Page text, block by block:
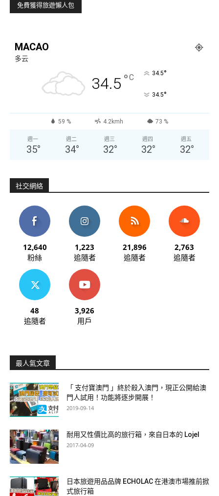
MACAO
多云
34.5 °C 34.5°
34.5°
59 % 4.2kmh 73 %
週一
35°
週二
34°
週三
32°
週四
32°
週五
32°
社交網絡
12,640
粉絲
1,223
追隨者
21,896
追隨者
2,763
追隨者
48
追隨者
3,926
用戶
最人氣文章
「 支付寶澳門 」終於殺入澳門，現正公開給澳
門人試用！功能將逐步開展！
2019-09-14
耐用又性價比高的旅行箱，來自日本的 Lojel
2017-04-09
日本旅遊用品品牌 ECHOLAC 在港澳市場推前掀
式旅行箱